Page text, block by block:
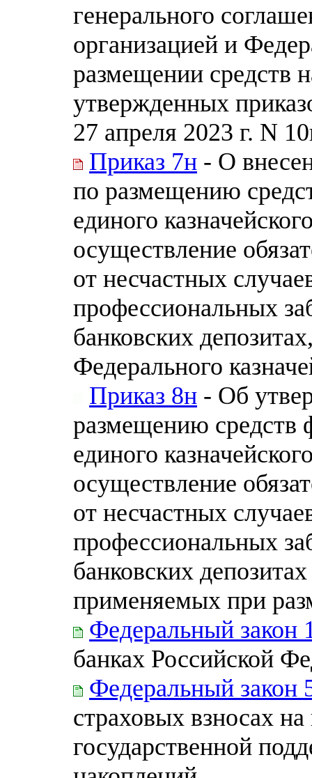
генерального
организацией и
размещении средств
утвержденных
27 апреля 2023 г. N
Приказ 7н - О
по размещению
единого
осуществление
от несчастных
профессиональных
банковских
Федерального
Приказ 8н - Об
размещению средств
единого
осуществление
от несчастных
профессиональных
банковских
применяемых при
Федеральный закон
банках Российской
Федеральный закон
страховых взносах
государственной